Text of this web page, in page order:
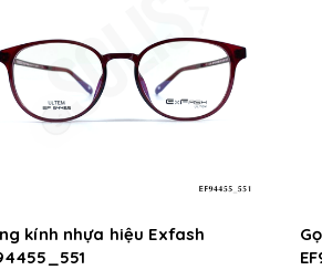
kính nhựa hiệu Exfash